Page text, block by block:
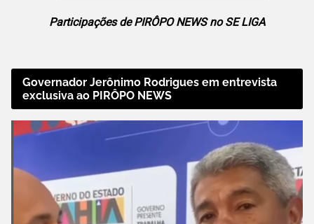
Participações de PIRÔPO NEWS no SE LIGA
Governador Jerônimo Rodrigues em entrevista
exclusiva ao PIRÔPO NEWS